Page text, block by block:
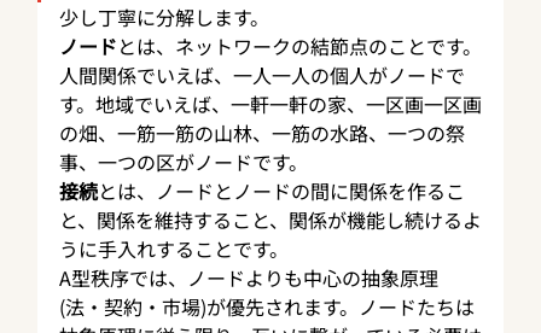
少し丁寧に分解します。
ノードとは、ネットワークの結節点のことです。
人間関係でいえば、一人一人の個人がノードで
す。地域でいえば、一軒一軒の家、一区画一区画
の畑、一筋一筋の山林、一筋の水路、一つの祭
事、一つの区がノードです。
接続とは、ノードとノードの間に関係を作るこ
と、関係を維持すること、関係が機能し続けるよ
うに手入れすることです。
A型秩序では、ノードよりも中心の抽象原理
(法・契約・市場)が優先されます。ノードたちは